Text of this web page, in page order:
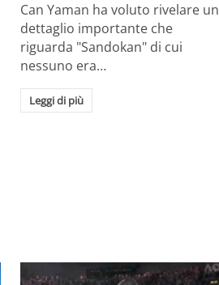
Can Yaman ha voluto rivelare un
dettaglio importante che
riguarda "Sandokan" di cui
nessuno era…
Leggi di più